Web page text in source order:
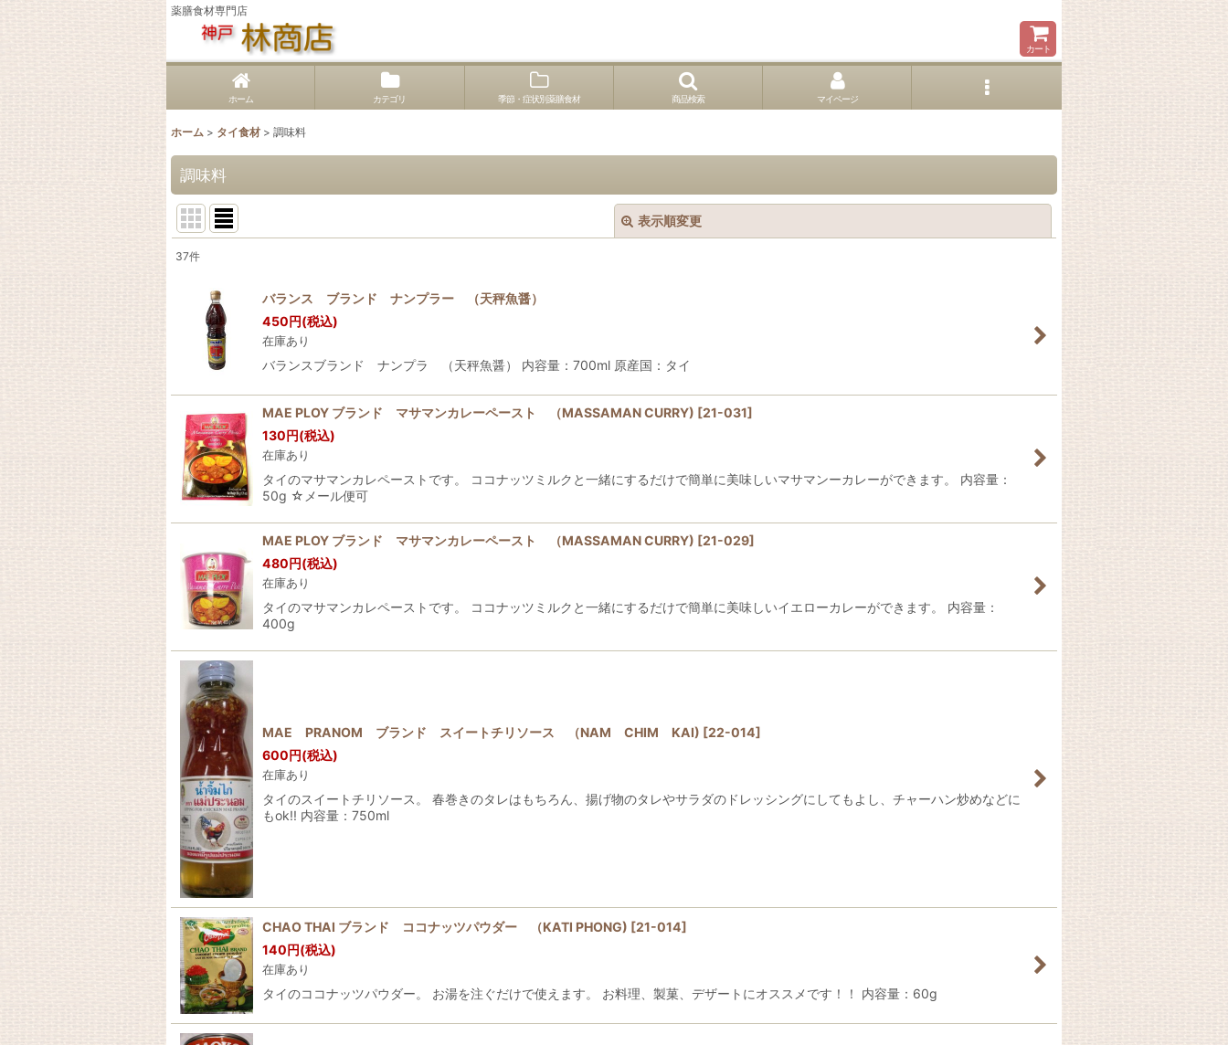
薬膳食材専門店
カート
ホーム カテゴリ 季節・症状別薬膳食材 商品検索 マイページ
ホーム > タイ食材 > 調味料
調味料
表示順変更
並び順
絞り込む
37件
バランス ブランド ナンプラー （天秤魚醤）
450円(税込)
在庫あり
バランスブランド ナンプラ （天秤魚醤） 内容量：700ml 原産国：タイ
MAE PLOY ブランド マサマンカレーペースト （MASSAMAN CURRY) [21-031]
130円(税込)
在庫あり
タイのマサマンカレペーストです。 ココナッツミルクと一緒にするだけで簡単に美味しいマサマンーカレーができます。 内容量：
50g ☆メール便可
MAE PLOY ブランド マサマンカレーペースト （MASSAMAN CURRY) [21-029]
480円(税込)
在庫あり
タイのマサマンカレペーストです。 ココナッツミルクと一緒にするだけで簡単に美味しいイエローカレーができます。 内容量：
400g
MAE PRANOM ブランド スイートチリソース （NAM CHIM KAI) [22-014]
600円(税込)
在庫あり
タイのスイートチリソース。 春巻きのタレはもちろん、揚げ物のタレやサラダのドレッシングにしてもよし、チャーハン炒めなどに
もok!! 内容量：750ml
CHAO THAI ブランド ココナッツパウダー （KATI PHONG) [21-014]
140円(税込)
在庫あり
タイのココナッツパウダー。 お湯を注ぐだけで使えます。 お料理、製菓、デザートにオススメです！！ 内容量：60g